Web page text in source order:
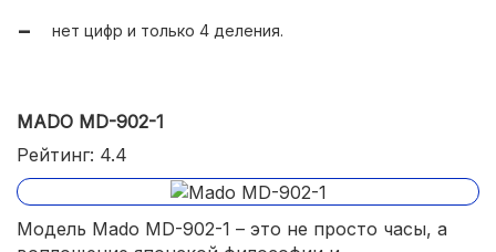
нет цифр и только 4 деления.
MADO MD-902-1
Рейтинг: 4.4
Модель Mado MD-902-1 – это не просто часы, а